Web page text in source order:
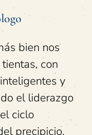
bien nos
con
y
el liderazgo
ciclo
precipicio,